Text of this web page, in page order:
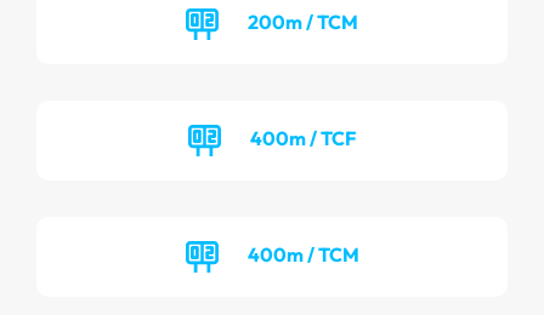
200m / TCM
400m / TCF
400m / TCM